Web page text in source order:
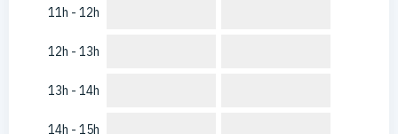
11h - 12h
12h - 13h
13h - 14h
14h - 15h